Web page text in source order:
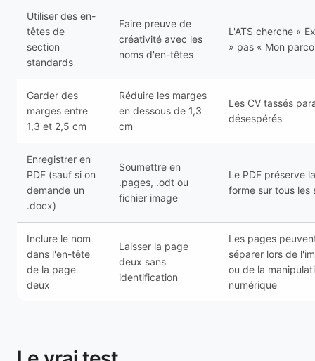
Utiliser des en-
têtes de
section
standards
Faire preuve de
créativité avec les
noms d'en-têtes
L'ATS cherche «
» pas « Mon
Garder des
marges entre
1,3 et 2,5 cm
Réduire les marges
en dessous de 1,3
cm
Les CV tassés
désespérés
Enregistrer en
PDF (sauf si on
demande un
.docx)
Soumettre en
.pages, .odt ou
fichier image
Le PDF préserve
forme sur tous les
Inclure le nom
dans l'en-tête
de la page
deux
Laisser la page
deux sans
identification
Les pages
séparer lors de
ou de la
numérique